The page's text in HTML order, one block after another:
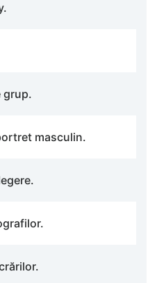
grup.
masculin.